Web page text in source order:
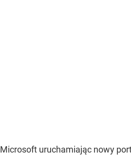
Microsoft uruchamiając nowy